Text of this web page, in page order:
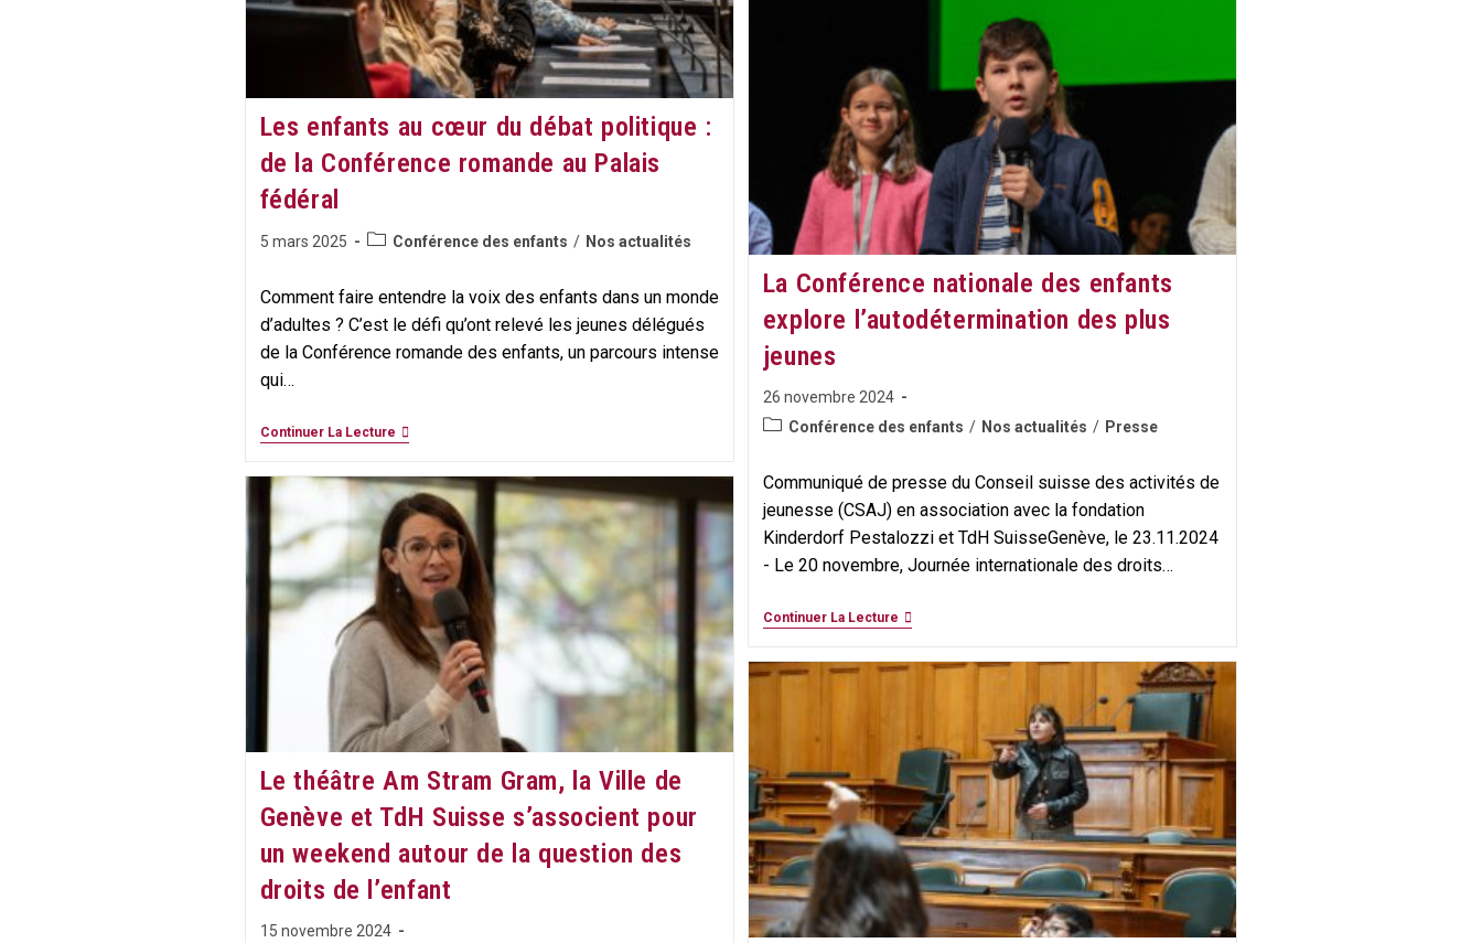
Les enfants au cœur du débat politique :
de la Conférence romande au Palais
fédéral​
Publication
5 mars 2025
PostConférence des enfants / Nos actualités
Comment faire entendre la voix des enfants dans un monde
d’adultes ? C’est le défi qu’ont relevé les jeunes délégués
de la Conférence romande des enfants, un parcours intense
qui…
Continuer La LectureLes
Cœur
Du
Débat
Politique
:
De
La
Conférence
Romande
Au
Palais
Fédéral​
La Conférence nationale des enfants
explore l’autodétermination des plus
jeunes
Publication
publiée :
26 novembre 2024
PostConférence des enfants / Nos actualités / Presse
Communiqué de presse du Conseil suisse des activités de
jeunesse (CSAJ) en association avec la fondation
Kinderdorf Pestalozzi et TdH SuisseGenève, le 23.11.2024
- Le 20 novembre, Journée internationale des droits…
Continuer La LectureLa
Des
L’autodétermination
Des
Plus
Jeunes
Le théâtre Am Stram Gram, la Ville de
Genève et TdH Suisse s’associent pour
un weekend autour de la question des
droits de l’enfant
Publication
15 novembre 2024